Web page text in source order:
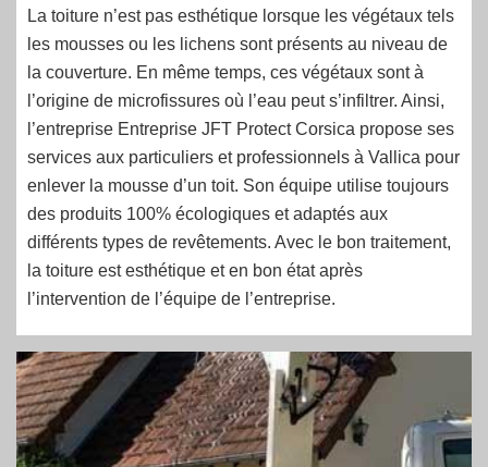
La toiture n’est pas esthétique lorsque les végétaux tels
les mousses ou les lichens sont présents au niveau de
la couverture. En même temps, ces végétaux sont à
l’origine de microfissures où l’eau peut s’infiltrer. Ainsi,
l’entreprise Entreprise JFT Protect Corsica propose ses
services aux particuliers et professionnels à Vallica pour
enlever la mousse d’un toit. Son équipe utilise toujours
des produits 100% écologiques et adaptés aux
différents types de revêtements. Avec le bon traitement,
la toiture est esthétique et en bon état après
l’intervention de l’équipe de l’entreprise.